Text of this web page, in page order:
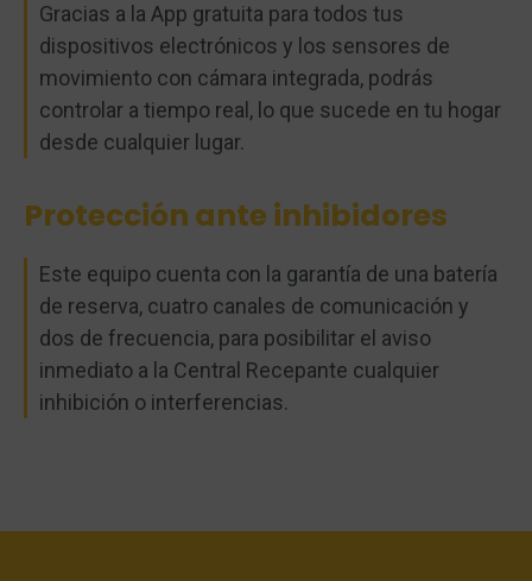
Gracias a la App gratuita para todos tus
dispositivos electrónicos y los sensores de
movimiento con cámara integrada, podrás
controlar a tiempo real, lo que sucede en tu hogar
desde cualquier lugar.
Protección ante inhibidores
Este equipo cuenta con la garantía de una batería
de reserva, cuatro canales de comunicación y
dos de frecuencia, para posibilitar el aviso
inmediato a la Central Recepante cualquier
inhibición o interferencias.